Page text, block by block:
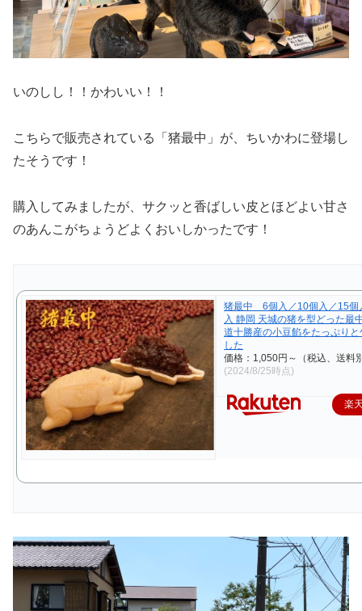
いのしし！！かわいい！！
こちらで販売されている「猪最中」が、ちいかわに登場し
たそうです！
購入してみましたが、サクッと香ばしい皮とほどよい甘さ
のあんこがちょうどよくおいしかったです！
猪最中 6個入／10個入／15個
入 静岡 天城の猪を型どった最
道十勝産の小豆餡をたっぷり
した
価格：1,050円～（税込、送料
(2024/8/25時点)
楽